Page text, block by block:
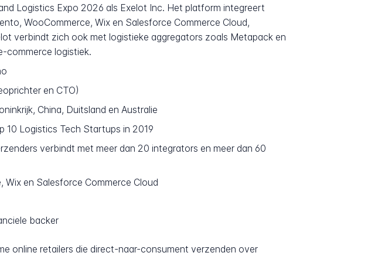
Logistics Expo 2026 als Exelot Inc. Het platform integreert
WooCommerce, Wix en Salesforce Commerce Cloud,
verbindt zich ook met logistieke aggregators zoals Metapack en
commerce logistiek.
en CTO)
China, Duitsland en Australie
10 Logistics Tech Startups in 2019
verbindt met meer dan 20 integrators en meer dan 60
en Salesforce Commerce Cloud
backer
online retailers die direct-naar-consument verzenden over